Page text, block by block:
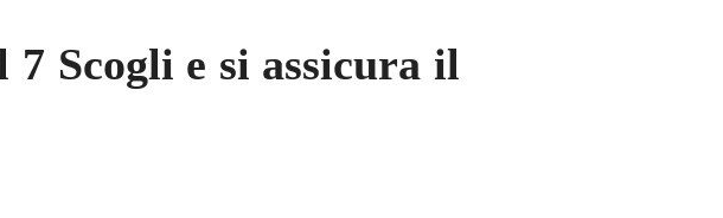
Scogli e si assicura il